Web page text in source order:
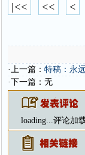
|<< << <
·上一篇： 特稿：永
·下一篇：无
loading...评论加